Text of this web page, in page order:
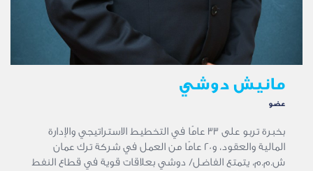
مانيش دوشي
عضو
بخبرة تربو على 33 عامًا في التخطيط الاستراتيجي والإدارة
المالية والعقود، و20 عامًا من العمل في شركة ترك عمان
ش.م.م، يتمتع الفاضل/ دوشي بعلاقات قوية في قطاع النفط